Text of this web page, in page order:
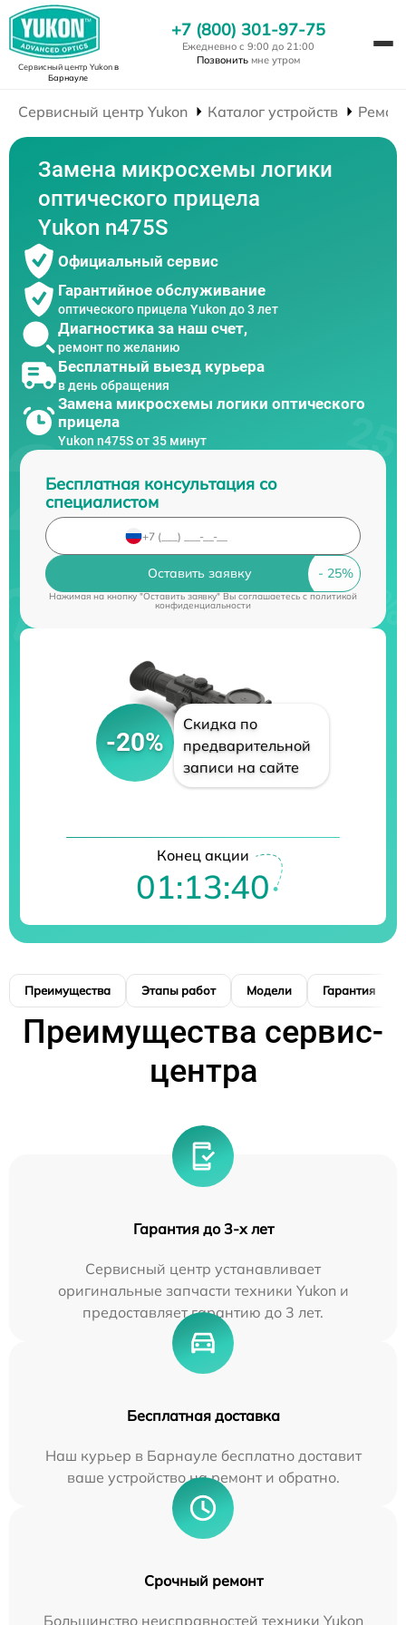
Сервисный центр Yukonв
Барнауле
+7 (800) 301-97-75
Ежедневно с 9:00 до 21:00
Позвонить мне утром
Сервисный центр Yukon Каталог устройств
Замена микросхемы логики
оптического прицела
Yukon n475S
Официальный сервис
Гарантийное обслуживание
оптического прицела Yukon до 3 лет
Диагностика за наш счет,
ремонт по желанию
Бесплатный выезд курьера
в день обращения
Замена микросхемы логики оптического
прицела
Yukon n475S от 35 минут
Бесплатная консультация со
специалистом
Оставить заявку
Нажимая на кнопку "Оставить заявку" Вы соглашаетесь cполитикой
конфиденциальности
-20%
Скидка по
предварительной
записи на сайте
Конец акции
01:13:39
Преимущества Этапы работ Модели Гарантия
Преимущества сервис-
центра
Гарантия до 3-х лет
Сервисный центр устанавливает
оригинальные запчасти техники Yukon и
предоставляет гарантию до 3 лет.
Бесплатная доставка
Наш курьер в Барнауле бесплатно доставит
ваше устройство на ремонт и обратно.
Срочный ремонт
Большинство неисправностей техники Yukon